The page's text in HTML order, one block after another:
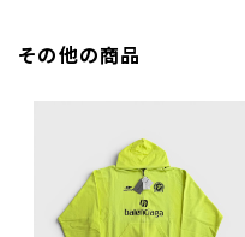
その他の商品